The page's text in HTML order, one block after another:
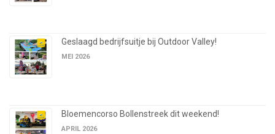
Geslaagd bedrijfsuitje bij Outdoor Valley!
MEI 2026
Bloemencorso Bollenstreek dit weekend!
APRIL 2026